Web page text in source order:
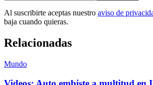
Al suscribirte aceptas nuestro aviso de
baja cuando quieras.
Relacionadas
Mundo